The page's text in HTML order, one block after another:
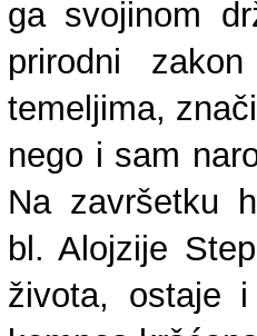
ga svojinom
prirodni
temeljima,
nego i sam
Na završetku
bl. Alojzije
života, ostaje